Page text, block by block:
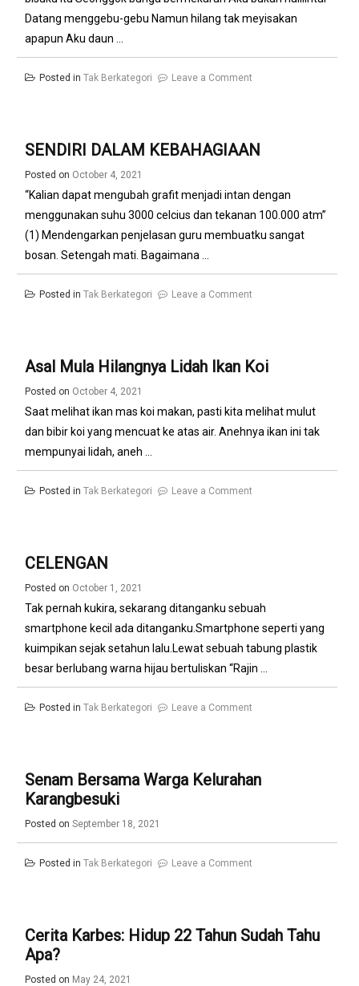
Datang menggebu-gebu Namun hilang tak meyisakan
apapun Aku daun ...
Posted in Tak Berkategori Leave a Comment
DAUN
SENDIRI DALAM KEBAHAGIAAN
Posted on October 4, 2021
“Kalian dapat mengubah grafit menjadi intan dengan
menggunakan suhu 3000 celcius dan tekanan 100.000 atm”
(1) Mendengarkan penjelasan guru membuatku sangat
bosan. Setengah mati. Bagaimana ...
Posted in Tak Berkategori Leave a Comment
Asal Mula Hilangnya Lidah Ikan Koi
Posted on October 4, 2021
Saat melihat ikan mas koi makan, pasti kita melihat mulut
dan bibir koi yang mencuat ke atas air. Anehnya ikan ini tak
mempunyai lidah, aneh ...
Posted in Tak Berkategori Leave a Comment
Koi
CELENGAN
Posted on October 1, 2021
Tak pernah kukira, sekarang ditanganku sebuah
smartphone kecil ada ditanganku.Smartphone seperti yang
kuimpikan sejak setahun lalu.Lewat sebuah tabung plastik
besar berlubang warna hijau bertuliskan “Rajin ...
Posted in Tak Berkategori Leave a Comment
Senam Bersama Warga Kelurahan
Karangbesuki
Posted on September 18, 2021
Posted in Tak Berkategori Leave a Comment
Kelurahan
Cerita Karbes: Hidup 22 Tahun Sudah Tahu
Apa?
Posted on May 24, 2021